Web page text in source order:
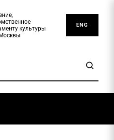
культуры
ENG